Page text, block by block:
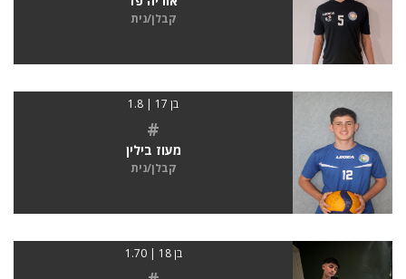
קבלן/נית
בן 17 | 1.8
#
מעוז בילין
קבלן/נית
בן 18 | 1.70